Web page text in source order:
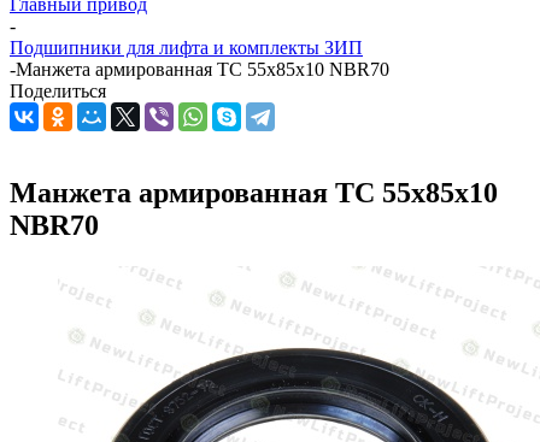
Главный привод
-
Подшипники для лифта и комплекты ЗИП
-Манжета армированная TC 55х85х10 NBR70
Поделиться
Манжета армированная TC 55х85х10
NBR70